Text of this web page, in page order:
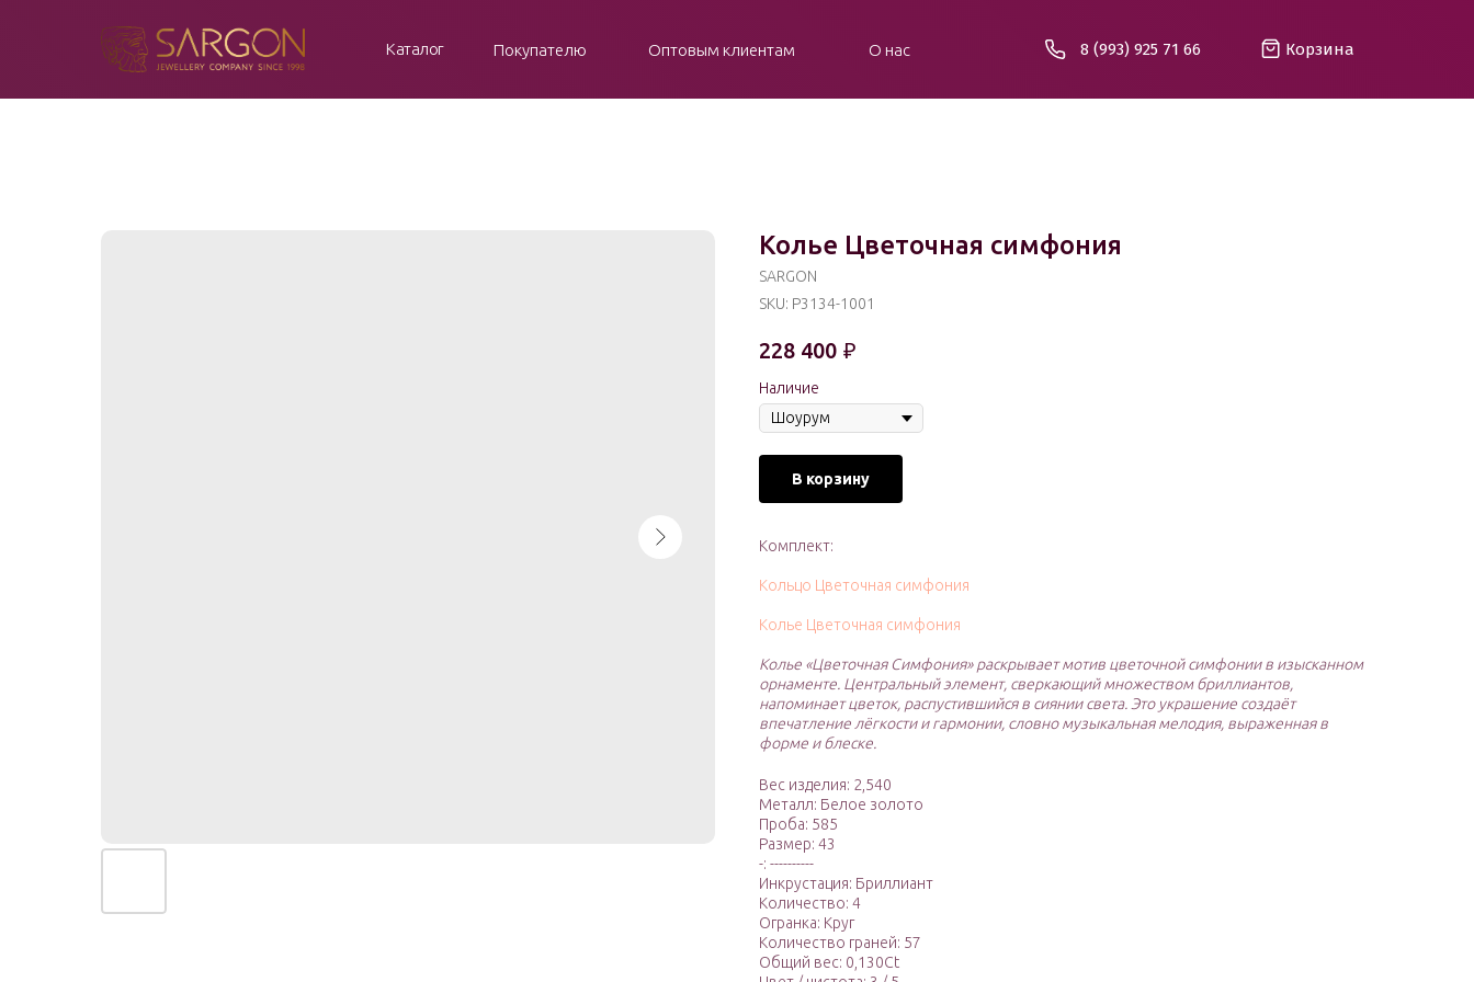
8 (993) 925 71 66 Корзина
О нас
Покупателю Оптовым клиентам
Каталог
Колье Цветочная симфония
SARGON
SKU: P3134-1001
228 400 ₽
Наличие
В корзину
Комплект:
Кольцо Цветочная симфония
Колье Цветочная симфония
Колье «Цветочная Симфония» раскрывает мотив цветочной симфонии в изысканном
орнаменте. Центральный элемент, сверкающий множеством бриллиантов,
напоминает цветок, распустившийся в сиянии света. Это украшение создаёт
впечатление лёгкости и гармонии, словно музыкальная мелодия, выраженная в
форме и блеске.
Вес изделия: 2,540
Металл: Белое золото
Проба: 585
Размер: 43
-: ----------
Инкрустация: Бриллиант
Количество: 4
Огранка: Круг
Количество граней: 57
Общий вес: 0,130Ct